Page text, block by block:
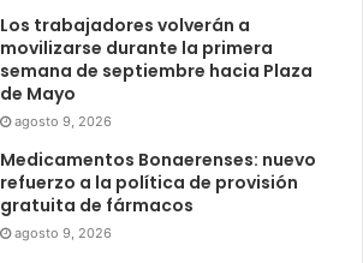
Los trabajadores volverán a
movilizarse durante la primera
semana de septiembre hacia Plaza
de Mayo
agosto 9, 2026
Medicamentos Bonaerenses: nuevo
refuerzo a la política de provisión
gratuita de fármacos
agosto 9, 2026